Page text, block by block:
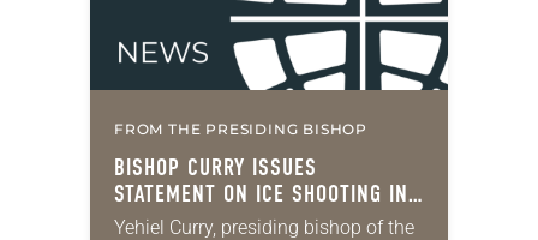
FROM THE PRESIDING BISHOP
BISHOP CURRY ISSUES
STATEMENT ON ICE SHOOTING IN
MINNEAPOLIS
Yehiel Curry, presiding bishop of the